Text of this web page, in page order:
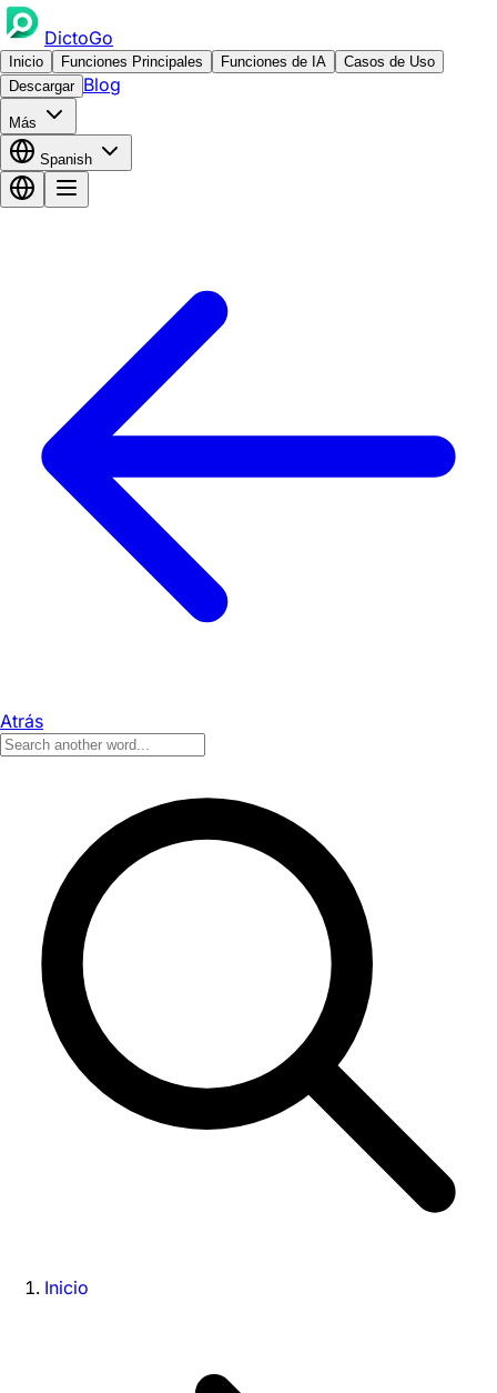
DictoGo
Inicio Funciones Principales Funciones de IA
Casos de Uso
Descargar Blog
Más
Spanish
Atrás
Inicio